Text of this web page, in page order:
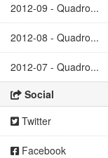
2012-09 - Quadro...
2012-08 - Quadro...
2012-07 - Quadro...
Social
Twitter
Facebook